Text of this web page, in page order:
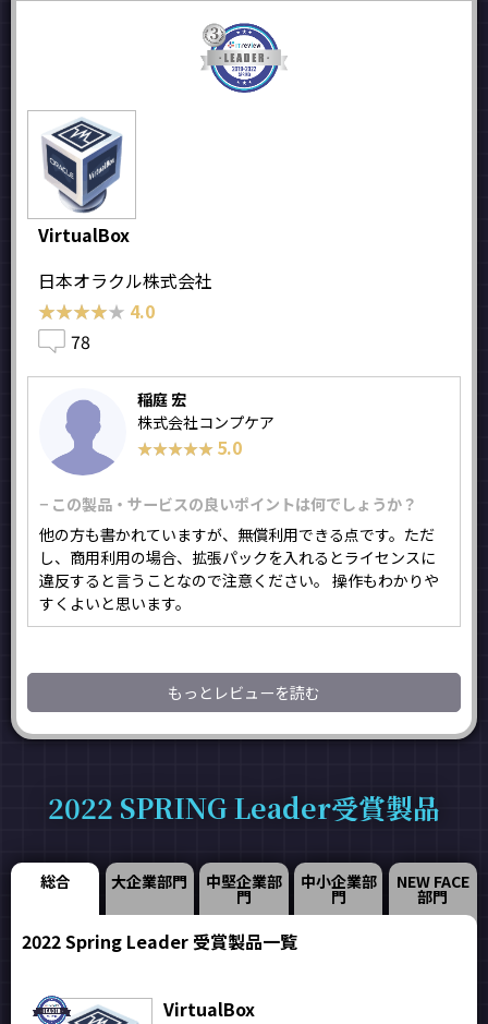
VirtualBox
日本オラクル株式会社
★★★★★
★★★★★ 4.0
78
稲庭 宏
株式会社コンプケア
★★★★★
★★★★★ 5.0
− この製品・サービスの良いポイントは何でしょうか？
他の方も書かれていますが、無償利用できる点です。ただ
し、商用利用の場合、拡張パックを入れるとライセンスに
違反すると言うことなので注意ください。 操作もわかりや
すくよいと思います。
もっとレビューを読む
2022 SPRING Leader受賞製品
総合 大企業部門 中堅企業部
門
中小企業部
門
NEW FACE
部門
2022 Spring Leader 受賞製品一覧
VirtualBox